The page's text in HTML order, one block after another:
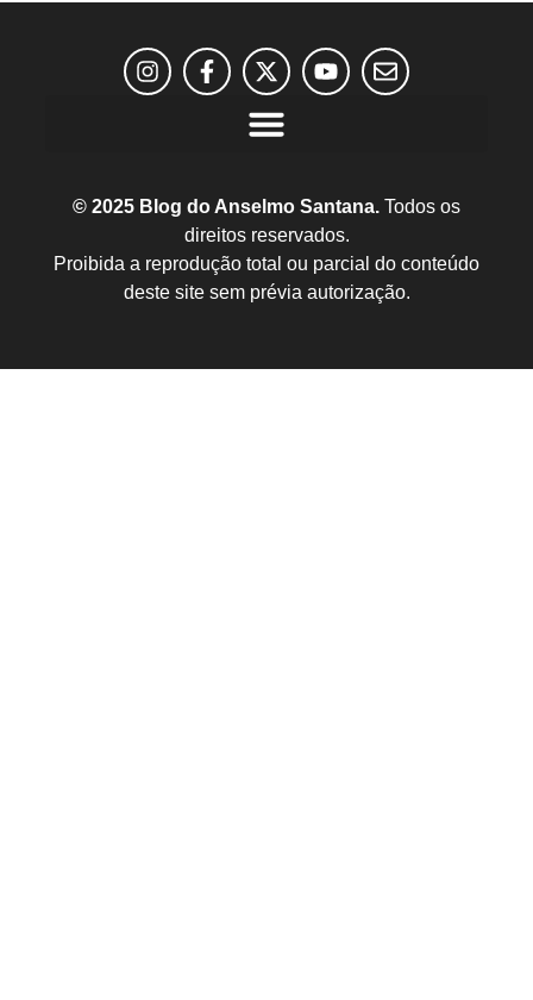
© 2025 Blog do Anselmo Santana. Todos os
direitos reservados.
Proibida a reprodução total ou parcial do conteúdo
deste site sem prévia autorização.